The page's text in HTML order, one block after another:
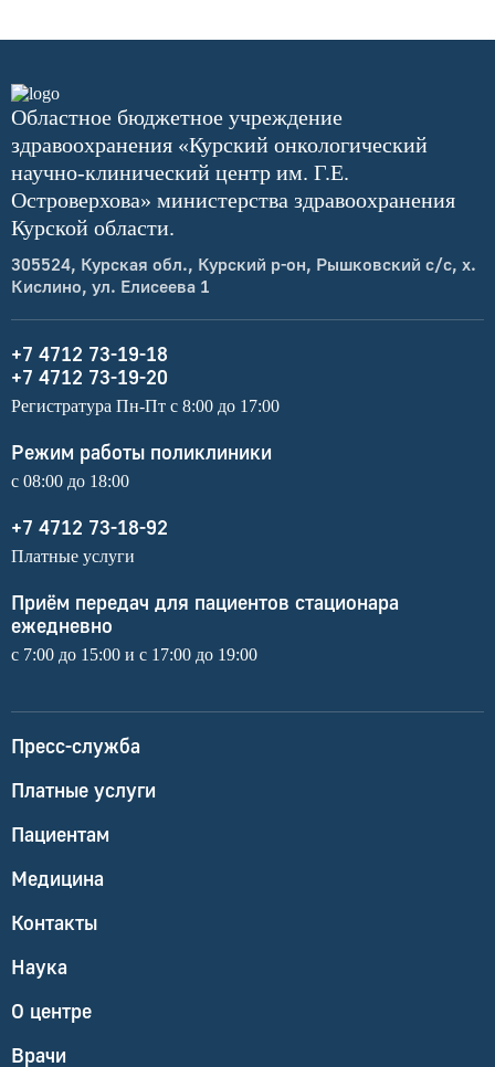
Областное бюджетное учреждение
здравоохранения «Курский онкологический
научно-клинический центр им. Г.Е.
Островерхова» министерства здравоохранения
Курской области.
305524, Курская обл., Курский р-он, Рышковский с/с, х.
Кислино, ул. Елисеева 1
+7 4712 73-19-18
+7 4712 73-19-20
Регистратура Пн-Пт с 8:00 до 17:00
Режим работы поликлиники
с 08:00 до 18:00
+7 4712 73-18-92
Платные услуги
Приём передач для пациентов стационара
ежедневно
с 7:00 до 15:00 и с 17:00 до 19:00
Пресс-служба
Платные услуги
Пациентам
Медицина
Контакты
Наука
О центре
Врачи